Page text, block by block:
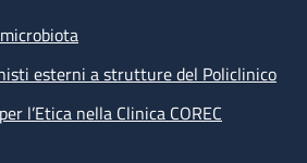
esterni a strutture del Policlinico
l’Etica nella Clinica COREC